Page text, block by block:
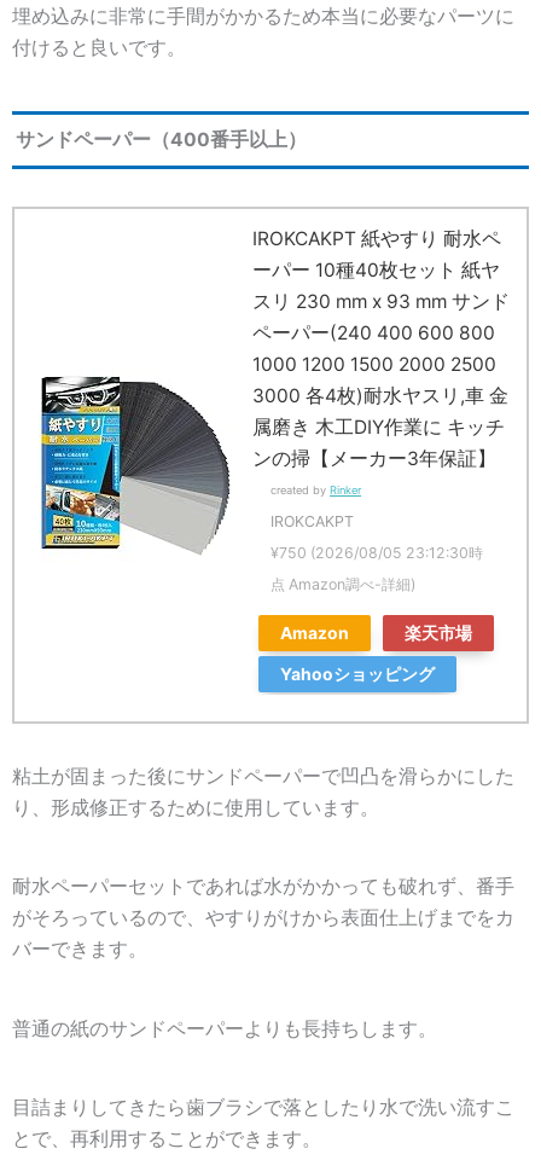
埋め込みに非常に手間がかかるため本当に必要なパーツに
付けると良いです。
サンドペーパー（400番手以上）
IROKCAKPT 紙やすり 耐水ペ
ーパー 10種40枚セット 紙ヤ
スリ 230 mm x 93 mm サンド
ペーパー(240 400 600 800
1000 1200 1500 2000 2500
3000 各4枚)耐水ヤスリ,車 金
属磨き 木工DIY作業に キッチ
ンの掃【メーカー3年保証】
created by Rinker
IROKCAKPT
¥750 (2026/08/05 23:12:30時
点 Amazon調べ-詳細)
Amazon
楽天市場
Yahooショッピング
粘土が固まった後にサンドペーパーで凹凸を滑らかにした
り、形成修正するために使用しています。
耐水ペーパーセットであれば水がかかっても破れず、番手
がそろっているので、やすりがけから表面仕上げまでをカ
バーできます。
普通の紙のサンドペーパーよりも長持ちします。
目詰まりしてきたら歯ブラシで落としたり水で洗い流すこ
とで、再利用することができます。